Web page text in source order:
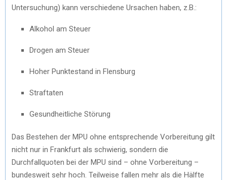
Untersuchung) kann verschiedene Ursachen haben, z.B.:
Alkohol am Steuer
Drogen am Steuer
Hoher Punktestand in Flensburg
Straftaten
Gesundheitliche Störung
Das Bestehen der MPU ohne entsprechende Vorbereitung gilt
nicht nur in Frankfurt als schwierig, sondern die
Durchfallquoten bei der MPU sind – ohne Vorbereitung –
bundesweit sehr hoch. Teilweise fallen mehr als die Hälfte